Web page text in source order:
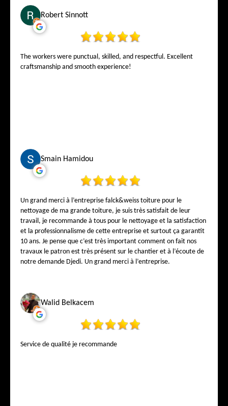
satisfaire chaque client. Sur le chantier, l’équipe a travaillé avec
soin, propreté et précision. Chaque détail a été respecté, chaque
finition réalisée avec une rigueur rare. Aujourd’hui, j’ai une
toiture splendide, solide et élégante — et surtout la tranquillité
professionnels de Bruxelles. Si vous cherchez une entreprise de
toiture digne de confiance, avec un show-room où l’on vous
Robert Sinnott
The workers were punctual, skilled, and respectful. Excellent
craftsmanship and smooth experience!
Smain Hamidou
Un grand merci à l’entreprise falck&weiss toiture pour le
nettoyage de ma grande toiture, je suis très satisfait de leur
travail, je recommande à tous pour le nettoyage et la satisfaction
et la professionnalisme de cette entreprise et surtout ça garantit
10 ans. Je pense que c’est très important comment on fait nos
travaux le patron est très présent sur le chantier et à l’écoute de
notre demande Djedi. Un grand merci à l’entreprise.
Walid Belkacem
Service de qualité je recommande